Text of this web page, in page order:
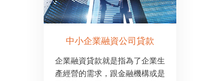
中小企業融資公司貸款
企業融資貸款就是指為了企業生
產經營的需求，跟金融機構或是